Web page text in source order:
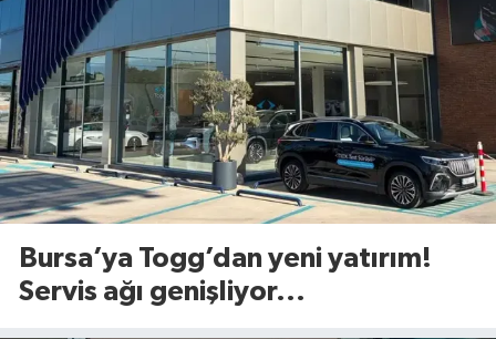
Bursa’ya Togg’dan yeni yatırım!
Servis ağı genişliyor...